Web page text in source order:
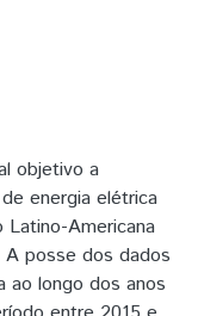
objetivo a
energia elétrica
Latino-Americana
A posse dos dados
ao longo dos anos